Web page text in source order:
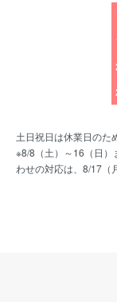
土日祝日は休業日のた
※8/8（土）～16（日）
わせの対応は、8/17（